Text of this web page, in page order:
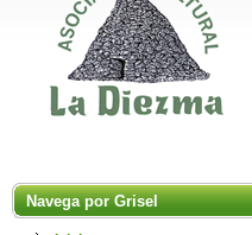
Navega por Grisel